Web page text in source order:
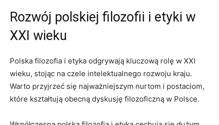
Rozwój polskiej filozofii i etyki w
XXI wieku
Polska filozofia i etyka ​odgrywają kluczową rolę w XXI
wieku, stojąc na czele​ intelektualnego rozwoju kraju.
Warto przyjrzeć się najważniejszym nurtom i postaciom,
które kształtują obecną dyskusję filozoficzną w ‍Polsce.